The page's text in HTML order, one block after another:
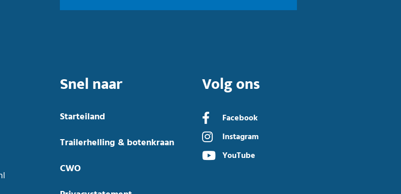
Snel naar
Starteiland
Trailerhelling & botenkraan
CWO
Volg ons
Facebook
Instagram
YouTube